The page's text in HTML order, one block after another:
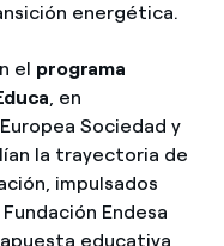
energética.
el programa
, en
Sociedad y
la trayectoria de
impulsados
Endesa
educativa